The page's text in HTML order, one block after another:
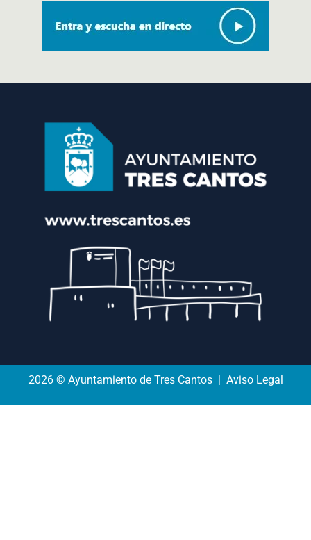
2026 © Ayuntamiento de Tres Cantos | Aviso Legal